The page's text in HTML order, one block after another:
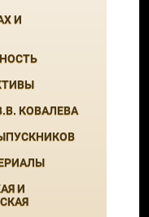
И
КОВАЛЕВА
И